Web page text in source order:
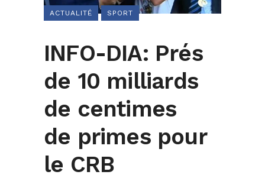
ACTUALITÉ SPORT
INFO-DIA: Prés
de 10 milliards
de centimes
de primes pour
le CRB